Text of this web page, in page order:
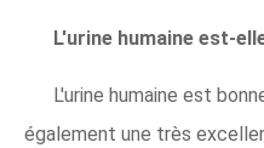
L'urine humaine est-
L'urine humaine est
également une très